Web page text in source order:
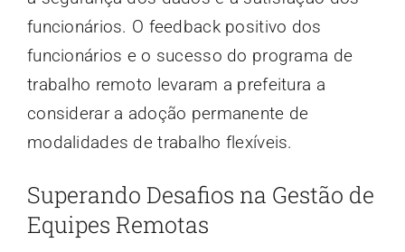
funcionários. O feedback positivo dos
funcionários e o sucesso do programa de
trabalho remoto levaram a prefeitura a
considerar a adoção permanente de
modalidades de trabalho flexíveis.
Superando Desafios na Gestão de
Equipes Remotas